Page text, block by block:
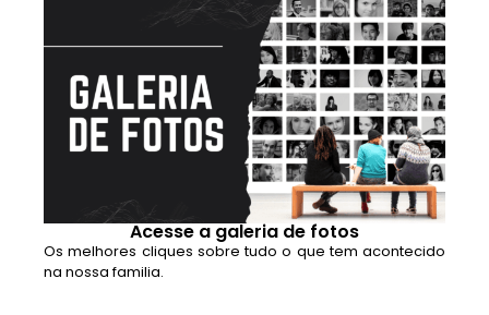
Acesse a galeria de fotos
Os melhores cliques sobre tudo o que tem acontecido
na nossa familia.